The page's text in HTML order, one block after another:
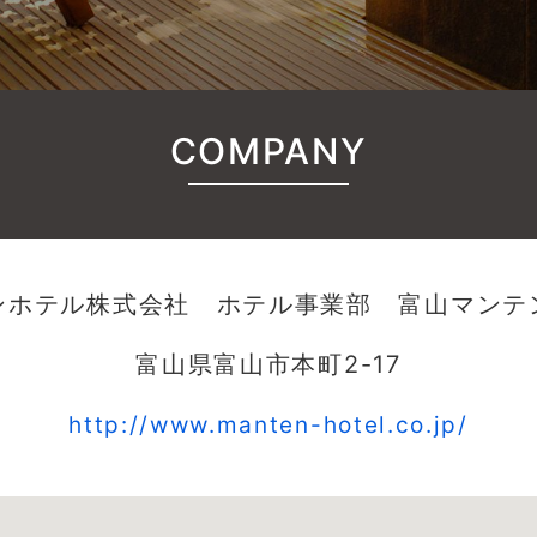
COMPANY
ホテル株式会社 ホテル事業部 富山マンテ
富山県富山市本町2-17
http://www.manten-hotel.co.jp/